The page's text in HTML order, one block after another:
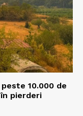
10.000 de
pierderi